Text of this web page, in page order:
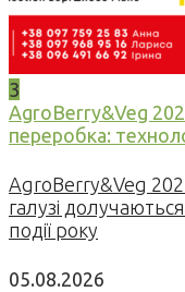
3
AgroBerry&Veg
переробка:
AgroBerry&Veg
галузі
події року
05.08.2026